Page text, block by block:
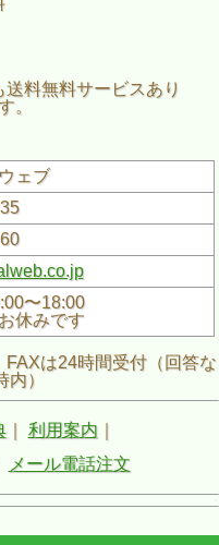
料無料サービスあり
。
ェブ
〜18:00
休みです
は24時間受付（回答な
）
｜ 利用案内
メール電話注文